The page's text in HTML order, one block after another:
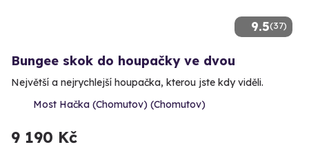
9.5(37)
Bungee skok do houpačky ve dvou
Největší a nejrychlejší houpačka, kterou jste kdy viděli.
Most Hačka (Chomutov) (Chomutov)
9 190 Kč